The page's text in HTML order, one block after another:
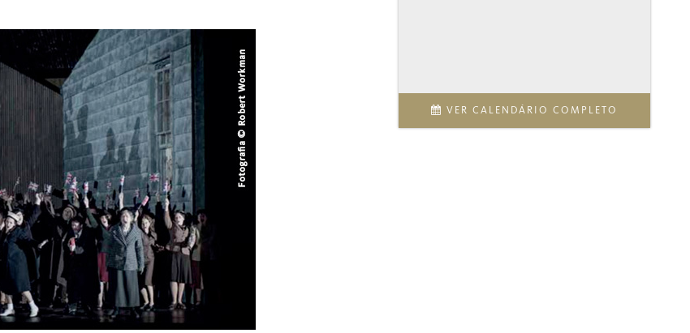
VER CALENDÁRIO COMPLETO